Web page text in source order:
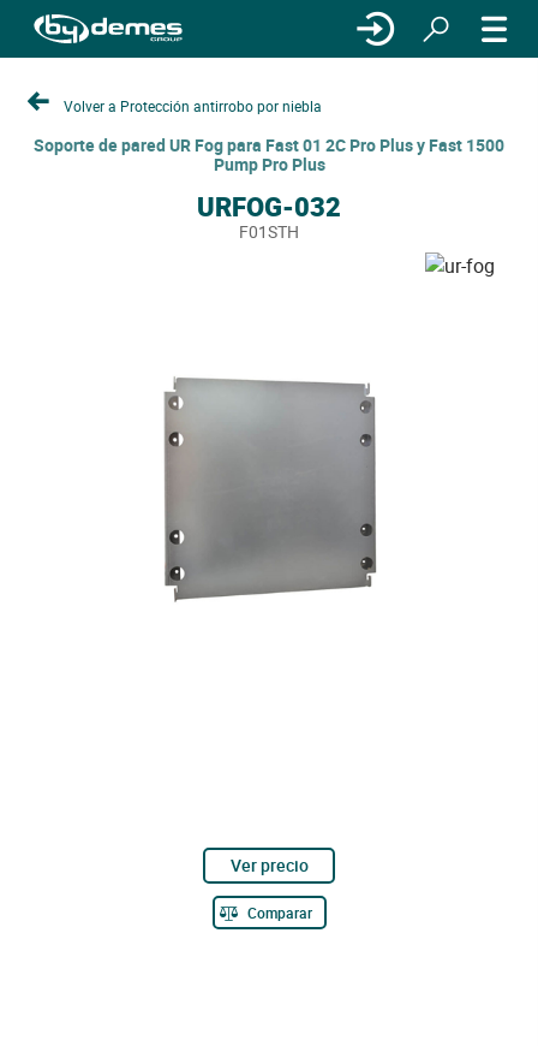
Volver a Protección antirrobo por niebla
Soporte de pared UR Fog para Fast 01 2C Pro Plus y Fast 1500
Pump Pro Plus
URFOG-032
F01STH
Ver precio
Comparar